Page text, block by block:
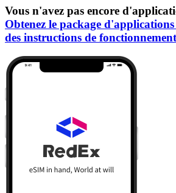
Vous n'avez pas encore
Obtenez le package
des instructions de